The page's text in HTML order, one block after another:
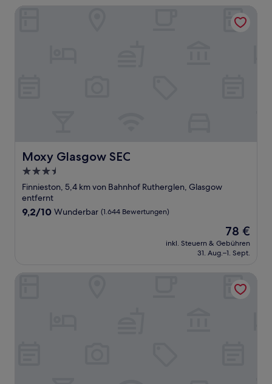
Moxy Glasgow SEC
Moxy Glasgow SEC
3.5-
Sterne-
Unterkunft
Finnieston, 5,4 km von Bahnhof Rutherglen, Glasgow
entfernt
9.2
9,2/10 Wunderbar (1.644 Bewertungen)
Der
Preis
beträgt
78 €
inkl. Steuern & Gebühren
31. Aug.–1. Sept.